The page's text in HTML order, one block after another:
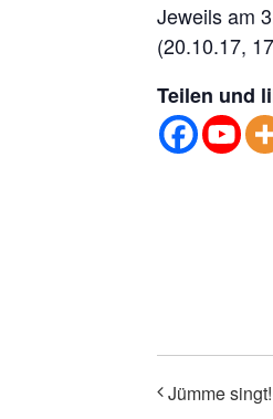
Jeweils am
(20.10.17,
Teilen und
Jümme singt!